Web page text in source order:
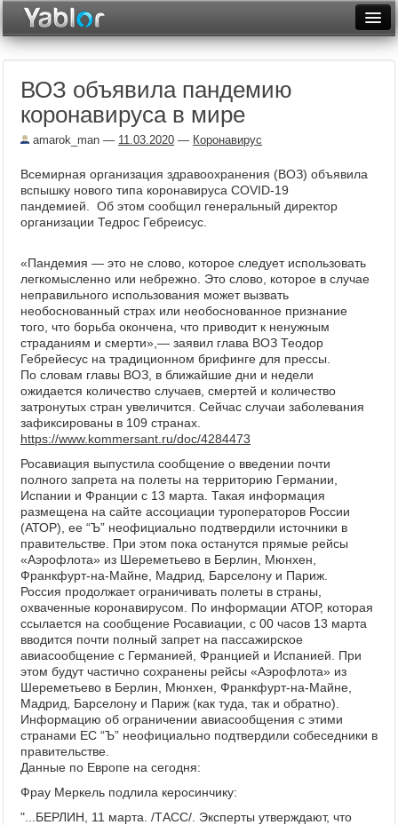
Неделя
Месяц
Архив
Фототоп
Видеотоп
ВОЗ объявила пандемию
коронавируса в мире
amarok_man — 11.03.2020 — Коронавирус
Всемирная организация здравоохранения (ВОЗ) объявила
вспышку нового типа коронавируса COVID-19
пандемией. Об этом сообщил генеральный директор
организации Тедрос Гебреисус.
«Пандемия — это не слово, которое следует использовать
легкомысленно или небрежно. Это слово, которое в случае
неправильного использования может вызвать
необоснованный страх или необоснованное признание
того, что борьба окончена, что приводит к ненужным
страданиям и смерти»,— заявил глава ВОЗ Теодор
Гебрейесус на традиционном брифинге для прессы.
По словам главы ВОЗ, в ближайшие дни и недели
ожидается количество случаев, смертей и количество
затронутых стран увеличится. Сейчас случаи заболевания
зафиксированы в 109 странах.
https://www.kommersant.ru/doc/4284473
Росавиация выпустила сообщение о введении почти
полного запрета на полеты на территорию Германии,
Испании и Франции с 13 марта. Такая информация
размещена на сайте ассоциации туроператоров России
(АТОР), ее “Ъ” неофициально подтвердили источники в
правительстве. При этом пока останутся прямые рейсы
«Аэрофлота» из Шереметьево в Берлин, Мюнхен,
Франкфурт-на-Майне, Мадрид, Барселону и Париж.
Россия продолжает ограничивать полеты в страны,
охваченные коронавирусом. По информации АТОР, которая
ссылается на сообщение Росавиации, с 00 часов 13 марта
вводится почти полный запрет на пассажирское
авиасообщение с Германией, Францией и Испанией. При
этом будут частично сохранены рейсы «Аэрофлота» из
Шереметьево в Берлин, Мюнхен, Франкфурт-на-Майне,
Мадрид, Барселону и Париж (как туда, так и обратно).
Информацию об ограничении авиасообщения с этими
странами ЕС “Ъ” неофициально подтвердили собеседники в
правительстве.
Данные по Европе на сегодня:
Фрау Меркель подлила керосинчику:
"...БЕРЛИН, 11 марта. /ТАСС/. Эксперты утверждают, что